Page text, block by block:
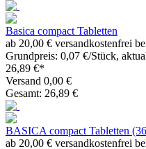
Basica compact Tabletten
ab 20,00 € versandkostenfrei
Grundpreis: 0,07 €/Stück,
26,89 €*
Versand 0,00 €
Gesamt: 26,89 €
BASICA compact Tabletten
ab 20,00 € versandkostenfrei